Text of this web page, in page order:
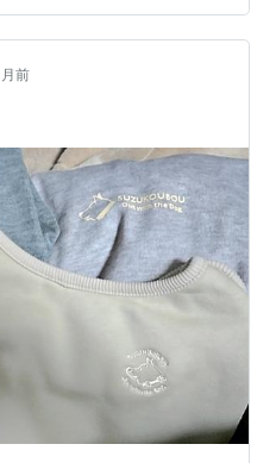
を完成させて20日経ってま
せん🫡ｴﾍﾍ やる気スイッチを
もポチッとお願い🙏🏻 あ
前